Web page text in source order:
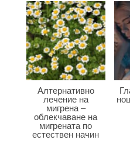
Алтернативно
лечение на
мигрена –
облекчаване на
мигрената по
естествен начин